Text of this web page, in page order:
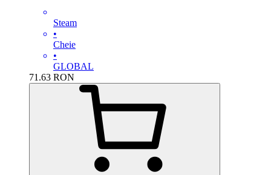
Steam
•
Cheie
•
GLOBAL
71.63 RON